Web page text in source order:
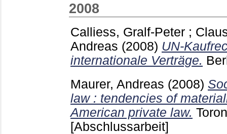
2008
Calliess, Gralf-Peter ;
Andreas (2008) UN-
internationale Verträge.
Maurer, Andreas (2008)
law : tendencies of
American private law.
[Abschlussarbeit]